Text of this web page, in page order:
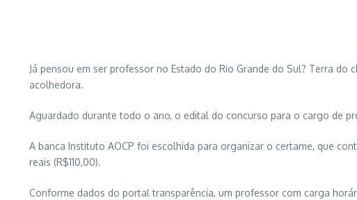
Já pensou em ser professor no Estado do Rio Grande do Sul? Terra
acolhedora.
Aguardado durante todo o ano, o edital do concurso para o cargo de
A banca Instituto AOCP foi escolhida para organizar o certame, que
reais (R$110,00).
Conforme dados do portal transparência, um professor com carga